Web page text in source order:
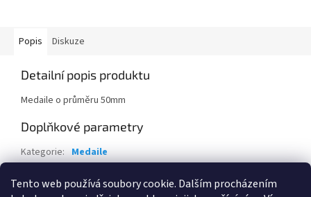
Tento web používá soubory cookie. Dalším procházením
Popis Diskuze
Detailní popis produktu
Medaile o průměru 50mm
Doplňkové parametry
Kategorie: Medaile
Potisk: - vlastní motiv